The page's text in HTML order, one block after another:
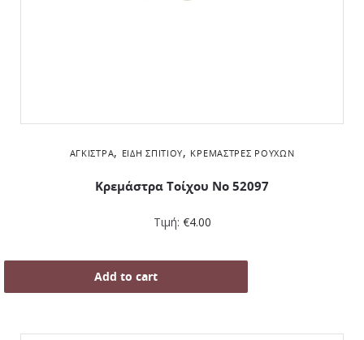
ΆΓΚΙΣΤΡΑ, ΕΊΔΗ ΣΠΙΤΙΟΎ, ΚΡΕΜΆΣΤΡΕΣ ΡΟΎΧΩΝ
Κρεμάστρα Τοίχου Νο 52097
Τιμή: €4.00
Add to cart